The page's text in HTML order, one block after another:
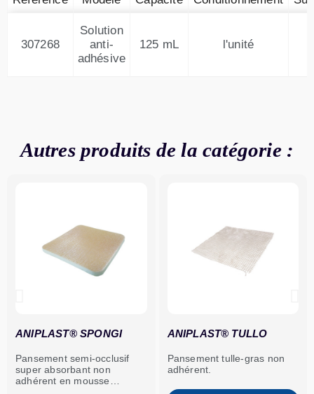
307268
Solution
anti-
adhésive
125 mL l'unité
Autres produits de la catégorie :
ANIPLAST® SPONGI
Pansement semi-occlusif
super absorbant non
adhérent en mousse
ANIPLAST® TULLO
Pansement tulle-gras non
adhérent.